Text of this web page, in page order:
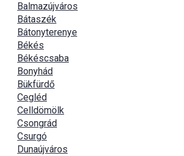
Balmazújváros
Bátaszék
Bátonyterenye
Békés
Békéscsaba
Bonyhád
Bükfürdő
Cegléd
Celldömölk
Csongrád
Csurgó
Dunaújváros